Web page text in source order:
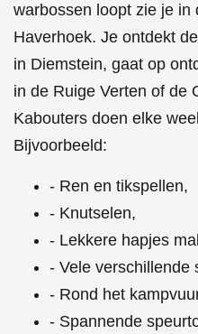
warbossen loopt zie je in
Haverhoek. Je ontdekt
in Diemstein, gaat op
in de Ruige Verten of de
Kabouters doen elke
Bijvoorbeeld:
- Ren en tikspellen,
- Knutselen,
- Lekkere hapjes
- Vele verschillende
- Rond het
- Spannende